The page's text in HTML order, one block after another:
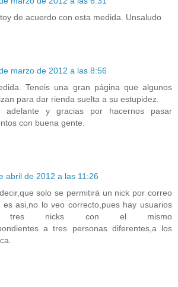
de acuerdo con esta medida. Unsaludo
marzo de 2012 a las 8:56
Teneis una gran página que algunos
para dar rienda suelta a su estupidez.
adelante y gracias por hacernos pasar
con buena gente.
abril de 2012 a las 11:26
solo se permitirá un nick por correo
es asi,no lo veo correcto,pues hay usuarios
tres nicks con el mismo
a tres personas diferentes,a los